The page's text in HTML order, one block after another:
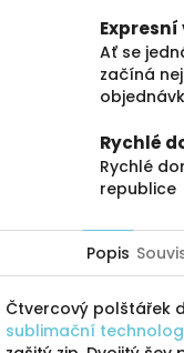
Ať se
začíná
Rychlé
Rychlé
republice
Popis
Čtvercový polštářek
sublimační